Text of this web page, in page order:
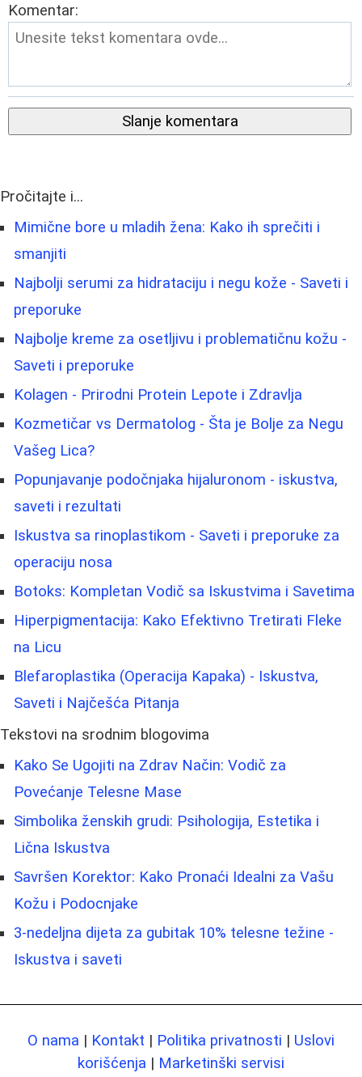
Komentar:
Slanje komentara
Pročitajte i...
Mimične bore u mladih žena: Kako ih sprečiti i
smanjiti
Najbolji serumi za hidrataciju i negu kože - Saveti i
preporuke
Najbolje kreme za osetljivu i problematičnu kožu -
Saveti i preporuke
Kolagen - Prirodni Protein Lepote i Zdravlja
Kozmetičar vs Dermatolog - Šta je Bolje za Negu
Vašeg Lica?
Popunjavanje podočnjaka hijaluronom - iskustva,
saveti i rezultati
Iskustva sa rinoplastikom - Saveti i preporuke za
operaciju nosa
Botoks: Kompletan Vodič sa Iskustvima i Savetima
Hiperpigmentacija: Kako Efektivno Tretirati Fleke
na Licu
Blefaroplastika (Operacija Kapaka) - Iskustva,
Saveti i Najčešća Pitanja
Tekstovi na srodnim blogovima
Kako Se Ugojiti na Zdrav Način: Vodič za
Povećanje Telesne Mase
Simbolika ženskih grudi: Psihologija, Estetika i
Lična Iskustva
Savršen Korektor: Kako Pronaći Idealni za Vašu
Kožu i Podocnjake
3-nedeljna dijeta za gubitak 10% telesne težine -
Iskustva i saveti
O nama | Kontakt | Politika privatnosti | Uslovi
korišćenja | Marketinški servisi